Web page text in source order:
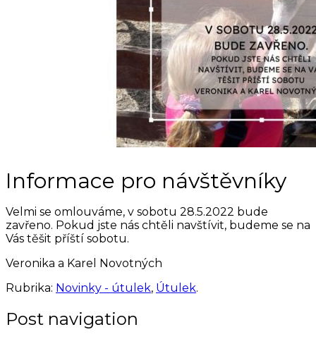
Informace pro návštěvníky
Velmi se omlouváme, v sobotu 28.5.2022 bude
zavřeno. Pokud jste nás chtěli navštívit, budeme se na
Vás těšit příští sobotu.
Veronika a Karel Novotných
Rubrika: Novinky - útulek, Útulek.
Post navigation